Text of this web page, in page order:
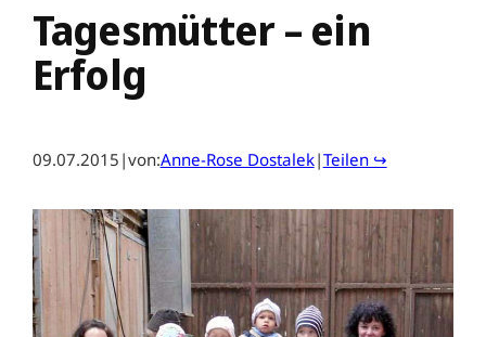
Tagesmütter – ein
Erfolg
09.07.2015 |von:Anne-Rose Dostalek|Teilen ↪